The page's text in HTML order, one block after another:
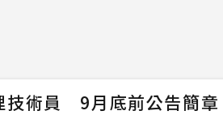
技術員 9月底前公告簡章